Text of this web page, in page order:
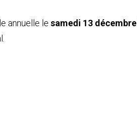
annuelle le samedi 13 décembre